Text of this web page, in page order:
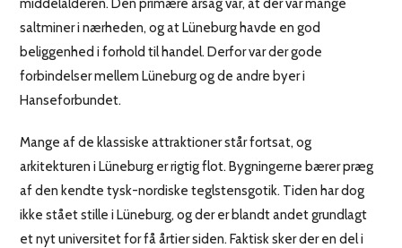
saltminer i nærheden, og at Lüneburg havde en god
beliggenhed i forhold til handel. Derfor var der gode
forbindelser mellem Lüneburg og de andre byer i
Hanseforbundet.
Mange af de klassiske attraktioner står fortsat, og
arkitekturen i Lüneburg er rigtig flot. Bygningerne bærer præg
af den kendte tysk-nordiske teglstensgotik. Tiden har dog
ikke stået stille i Lüneburg, og der er blandt andet grundlagt
et nyt universitet for få årtier siden. Faktisk sker der en del i